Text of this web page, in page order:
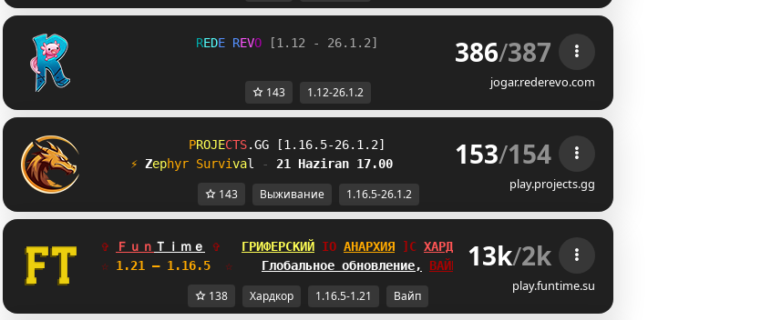
REDE REVO [1.12 - 26.1.2] ? ᴛ ᴇᴍᴘᴏ ᴀ
386/387
jogar.rederevo.com
143 1.12-26.1.2
PROJECTS.GG
[1.16.5-26.1.2]
⚡ Zephyr Survival - 21 Haziran 17.00 153/154
play.projects.gg
143 Выживание 1.16.5-26.1.2
✞ Ｆｕｎ Ｔｉｍｅ ✞ ГРИФЕРСКИЙ DV АНАРХИЯ G_ ХАРДКОР
☆ 1.21 — 1.16.5 ☆ Глобальное обновление, ВАЙП 13k/2k
play.funtime.su
138 Хардкор 1.16.5-1.21 Вайп